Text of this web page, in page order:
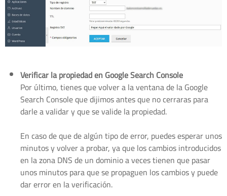
Verificar la propiedad en Google Search Console
Por último, tienes que volver a la ventana de la Google
Search Console que dijimos antes que no cerraras para
darle a validar y que se valide la propiedad.
En caso de que de algún tipo de error, puedes esperar unos
minutos y volver a probar, ya que los cambios introducidos
en la zona DNS de un dominio a veces tienen que pasar
unos minutos para que se propaguen los cambios y puede
dar error en la verificación.